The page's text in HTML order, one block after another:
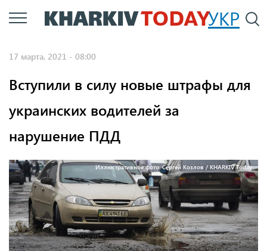
Перейти
к
УКР
17 марта, 2021 - 08:00
Вступили в силу новые штрафы для
украинских водителей за
нарушение ПДД
Иллюстративное фото: Сергей Козлов / KHARKIV Today